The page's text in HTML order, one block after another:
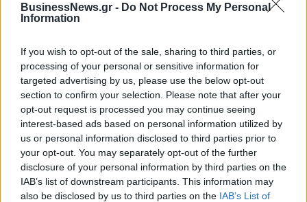
BusinessNews.gr - Do Not Process My Personal
Information
If you wish to opt-out of the sale, sharing to third parties, or
processing of your personal or sensitive information for
targeted advertising by us, please use the below opt-out
section to confirm your selection. Please note that after your
opt-out request is processed you may continue seeing
interest-based ads based on personal information utilized by
us or personal information disclosed to third parties prior to
your opt-out. You may separately opt-out of the further
disclosure of your personal information by third parties on the
IAB’s list of downstream participants. This information may
also be disclosed by us to third parties on the IAB’s List of
ΡΟΗ ΕΙΔΗΣΕΩΝ
ΥΠΑΑΤ: Επιπλέον 12,5 εκατ. ευρώ στις Περιφέρειες
για την ενίσχυση της βιοασφάλειας
07/08/2026 - 17:02 ΟΙΚΟΝΟΜΙΑ
Deloitte Ελλάδος: Χρηματοοικονομικός σύμβουλος
της ΔΕΗ για την είσοδο στην πολωνική αγορά
ενέργειας